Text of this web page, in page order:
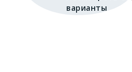
варианты